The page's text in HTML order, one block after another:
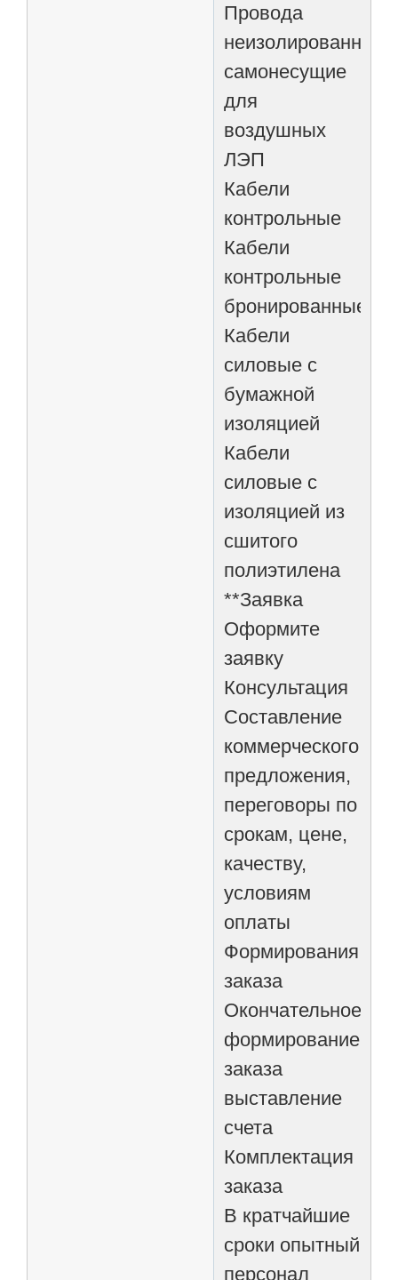
Провода
неизолированные
самонесущие
для
воздушных
ЛЭП
Кабели
контрольные
Кабели
контрольные
бронированные
Кабели
силовые с
бумажной
изоляцией
Кабели
силовые с
изоляцией из
сшитого
полиэтилена
**Заявка
Оформите
заявку
Консультация
Составление
коммерческого
предложения,
переговоры по
срокам, цене,
качеству,
условиям
оплаты
Формирования
заказа
Окончательное
формирование
заказа
выставление
счета
Комплектация
заказа
В кратчайшие
сроки опытный
персонал